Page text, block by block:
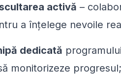
activă –
a înțelege nevoile
dedicată
monitorizeze progresul;